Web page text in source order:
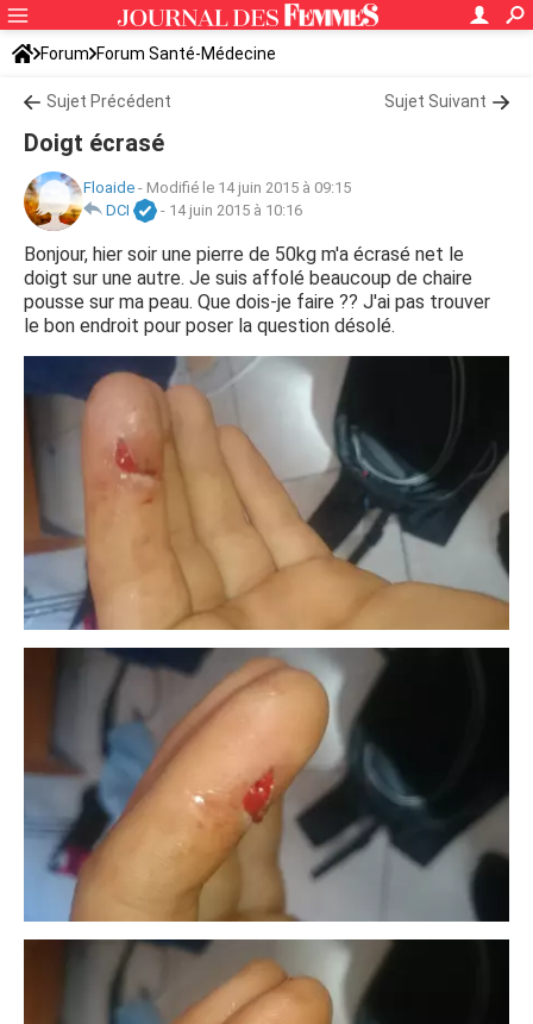
Forum Forum Santé-Médecine
Symptômes et maladies courantes
Sujet Précédent Sujet Suivant
Doigt écrasé
Floaide - Modifié le 14 juin 2015 à 09:15
DCI
- 14 juin 2015 à 10:16
Bonjour, hier soir une pierre de 50kg m'a écrasé net le
doigt sur une autre. Je suis affolé beaucoup de chaire
pousse sur ma peau. Que dois-je faire ?? J'ai pas trouver
le bon endroit pour poser la question désolé.